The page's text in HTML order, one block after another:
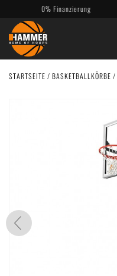
0% Finanzierung
STARTSEITE / BASKETBALLKÖRBE /